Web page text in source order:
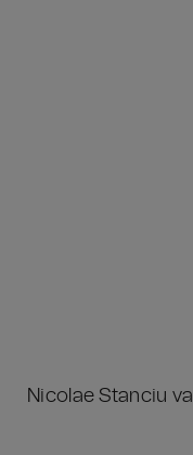
Nicolae Stanciu